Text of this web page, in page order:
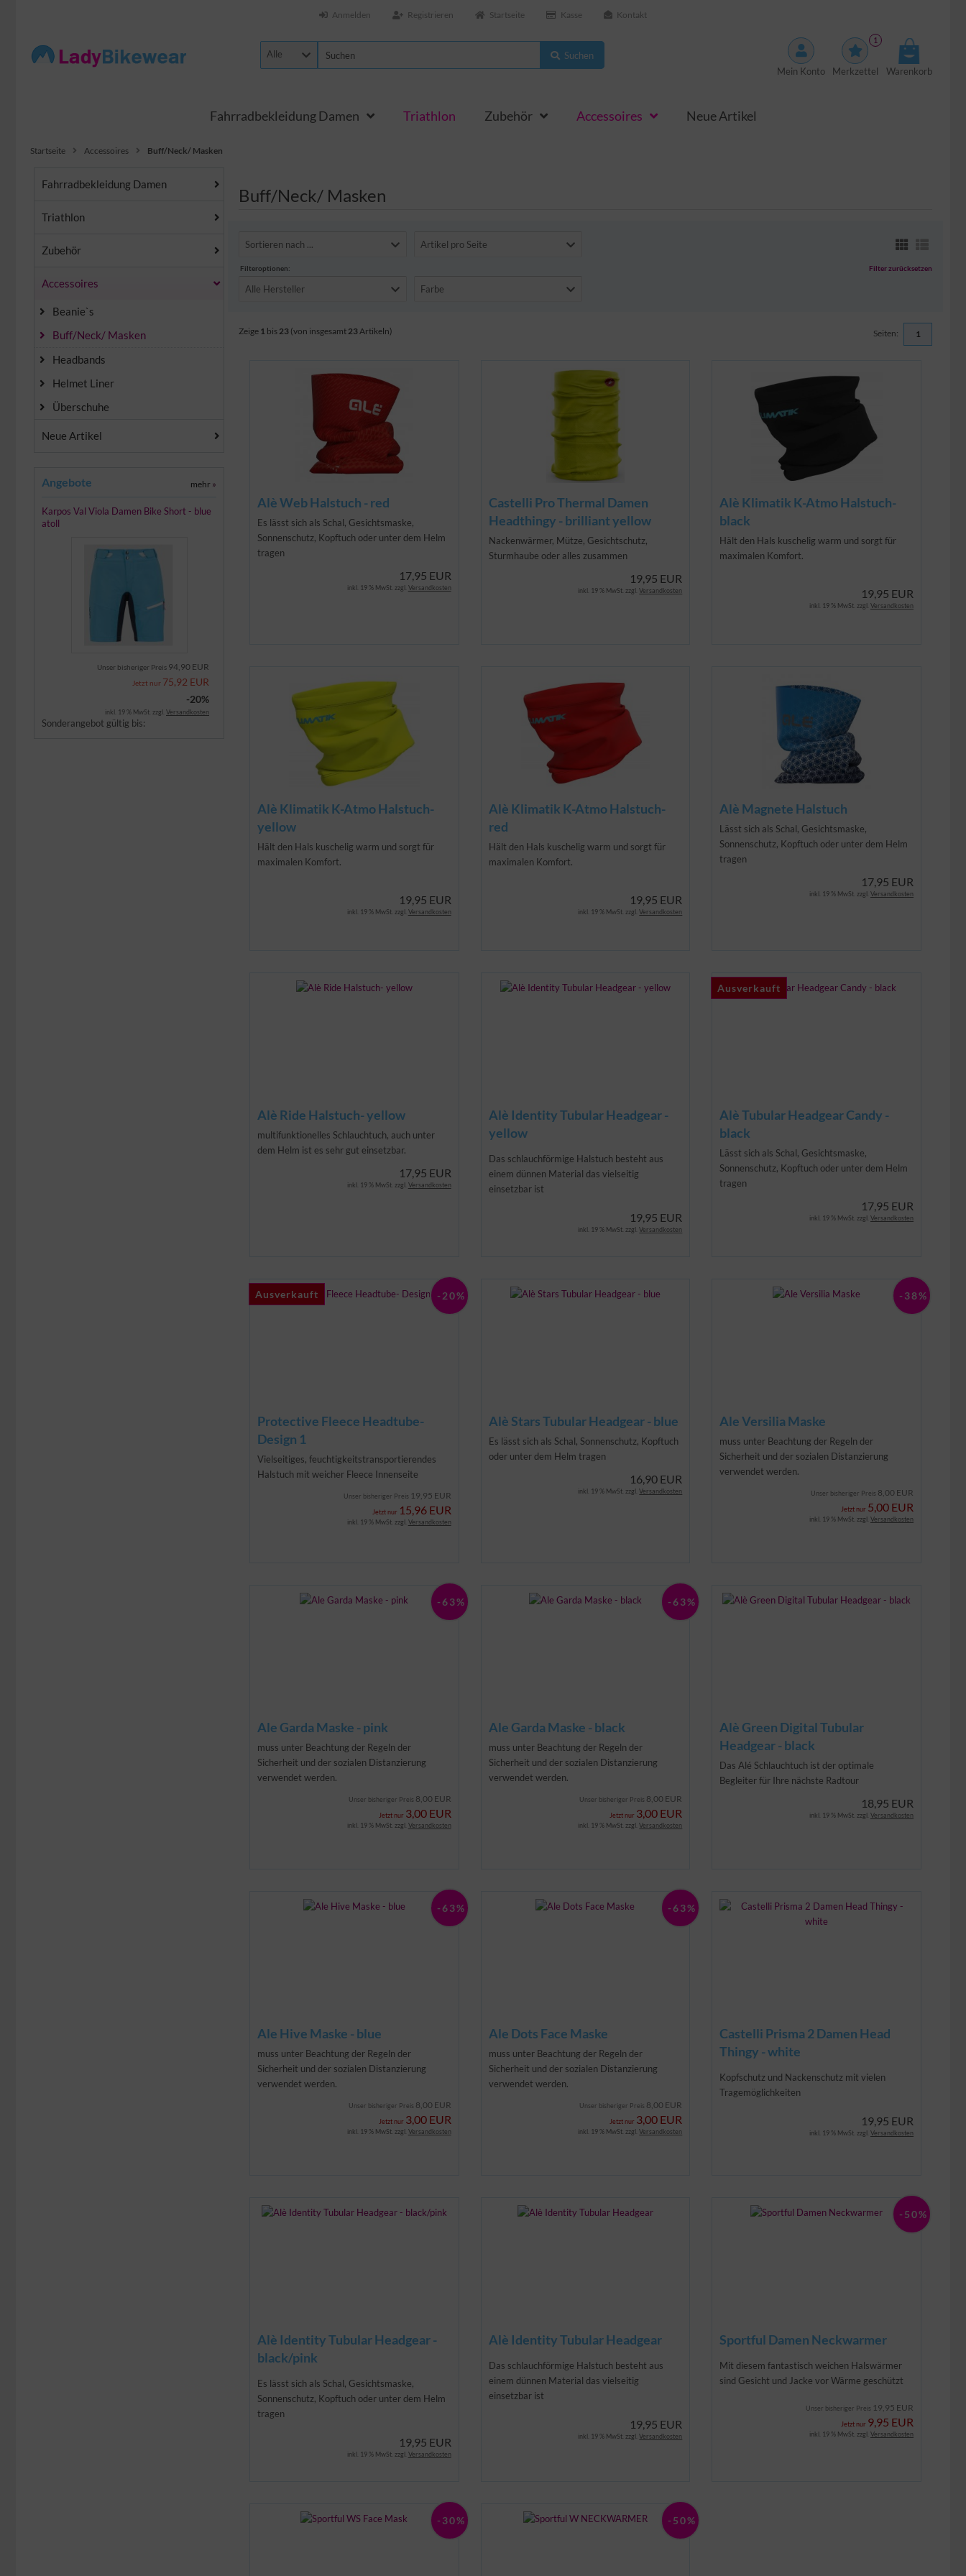
Anmelden Registrieren Startseite Kasse Kontakt
Alle
Suchen
Warenkorb
Merkzettel
1
Mein Konto
Fahrradbekleidung Damen Triathlon Zubehör Accessoires Neue Artikel
Startseite Accessoires Buff/Neck/ Masken
Buff/Neck/ Masken
Sortieren nach ... Artikel pro Seite
Filteroptionen: Filter zurücksetzen
Alle Hersteller Farbe
Zeige 1 bis23 (von insgesamt23Artikeln) Seiten: 1
Alè Web Halstuch - red
Es lässt sich als Schal, Gesichtsmaske,
Sonnenschutz, Kopftuch oder unter dem Helm
tragen
17,95 EUR
inkl. 19 % MwSt. zzgl. Versandkosten
Castelli Pro Thermal Damen
Headthingy - brilliant yellow
Nackenwärmer, Mütze, Gesichtschutz,
Sturmhaube oder alles zusammen
19,95 EUR
inkl. 19 % MwSt. zzgl.Versandkosten
Alè Klimatik K-Atmo Halstuch-
black
Hält den Hals kuschelig warm und sorgt für
maximalen Komfort.
19,95 EUR
inkl. 19 % MwSt. zzgl. Versandkosten
Alè Klimatik K-Atmo Halstuch-
yellow
Hält den Hals kuschelig warm und sorgt für
maximalen Komfort.
19,95 EUR
inkl. 19 % MwSt. zzgl. Versandkosten
Alè Klimatik K-Atmo Halstuch-
red
Hält den Hals kuschelig warm und sorgt für
maximalen Komfort.
19,95 EUR
inkl. 19 % MwSt. zzgl.Versandkosten
Alè Magnete Halstuch
Lässt sich als Schal, Gesichtsmaske,
Sonnenschutz, Kopftuch oder unter dem Helm
tragen
17,95 EUR
inkl. 19 % MwSt. zzgl. Versandkosten
Alè Ride Halstuch- yellow
multifunktionelles Schlauchtuch, auch unter
dem Helm ist es sehr gut einsetzbar.
17,95 EUR
inkl. 19 % MwSt. zzgl. Versandkosten
Alè Identity Tubular Headgear -
yellow
Das schlauchförmige Halstuch besteht aus
einem dünnen Material das vielseitig
einsetzbar ist
19,95 EUR
inkl. 19 % MwSt. zzgl.Versandkosten
Alè Tubular Headgear Candy -
black
Lässt sich als Schal, Gesichtsmaske,
Sonnenschutz, Kopftuch oder unter dem Helm
tragen
17,95 EUR
inkl. 19 % MwSt. zzgl. Versandkosten
Ausverkauft
Ausverkauft
Protective Fleece Headtube-
Design 1
Vielseitiges, feuchtigkeitstransportierendes
Halstuch mit weicher Fleece Innenseite
Unser bisheriger Preis 19,95 EUR
Jetzt nur 15,96 EUR
-20%
inkl. 19 % MwSt. zzgl. Versandkosten
Ausverkauft
Ausverkauft
Alè Stars Tubular Headgear - blue
Es lässt sich als Schal, Sonnenschutz, Kopftuch
oder unter dem Helm tragen
16,90 EUR
inkl. 19 % MwSt. zzgl.Versandkosten
Ale Versilia Maske
muss unter Beachtung der Regeln der
Sicherheit und der sozialen Distanzierung
verwendet werden.
Unser bisheriger Preis 8,00 EUR
Jetzt nur 5,00 EUR
-38%
inkl. 19 % MwSt. zzgl. Versandkosten
Ale Garda Maske - pink
muss unter Beachtung der Regeln der
Sicherheit und der sozialen Distanzierung
verwendet werden.
Unser bisheriger Preis 8,00 EUR
Jetzt nur 3,00 EUR
-63%
inkl. 19 % MwSt. zzgl. Versandkosten
Ale Garda Maske - black
muss unter Beachtung der Regeln der
Sicherheit und der sozialen Distanzierung
verwendet werden.
Unser bisheriger Preis 8,00 EUR
Jetzt nur 3,00 EUR
-63%
inkl. 19 % MwSt. zzgl.Versandkosten
Alè Green Digital Tubular
Headgear - black
Das Alé Schlauchtuch ist der optimale
Begleiter für Ihre nächste Radtour
18,95 EUR
inkl. 19 % MwSt. zzgl. Versandkosten
Ale Hive Maske - blue
muss unter Beachtung der Regeln der
Sicherheit und der sozialen Distanzierung
verwendet werden.
Unser bisheriger Preis 8,00 EUR
Jetzt nur 3,00 EUR
-63%
inkl. 19 % MwSt. zzgl. Versandkosten
Ale Dots Face Maske
muss unter Beachtung der Regeln der
Sicherheit und der sozialen Distanzierung
verwendet werden.
Unser bisheriger Preis 8,00 EUR
Jetzt nur 3,00 EUR
-63%
inkl. 19 % MwSt. zzgl.Versandkosten
Castelli Prisma 2 Damen Head
Thingy - white
Kopfschutz und Nackenschutz mit vielen
Tragemöglichkeiten
19,95 EUR
inkl. 19 % MwSt. zzgl. Versandkosten
Alè Identity Tubular Headgear -
black/pink
Es lässt sich als Schal, Gesichtsmaske,
Sonnenschutz, Kopftuch oder unter dem Helm
tragen
19,95 EUR
inkl. 19 % MwSt. zzgl. Versandkosten
Alè Identity Tubular Headgear
Das schlauchförmige Halstuch besteht aus
einem dünnen Material das vielseitig
einsetzbar ist
19,95 EUR
inkl. 19 % MwSt. zzgl.Versandkosten
Sportful Damen Neckwarmer
Mit diesem fantastisch weichen Halswärmer
sind Gesicht und Jacke vor Wärme geschützt
Unser bisheriger Preis 19,95 EUR
Jetzt nur 9,95 EUR
-50%
inkl. 19 % MwSt. zzgl. Versandkosten
-30% -50%
Fahrradbekleidung Damen
Triathlon
Zubehör
Accessoires
Beanie`s
Buff/Neck/ Masken
Headbands
Helmet Liner
Überschuhe
Neue Artikel
Angebote mehr »
Karpos Val Viola Damen Bike Short - blue
atoll
Unser bisheriger Preis 94,90 EUR
Jetzt nur 75,92 EUR
-20%
inkl. 19 % MwSt. zzgl. Versandkosten
Sonderangebot gültig bis: